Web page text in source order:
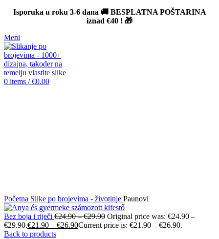
Isporuka u roku 3-6 dana 🚚 BESPLATNA POŠTARINA
iznad €40 ! 🎁
Meni
0 items / €0.00
Početna Slike po brojevima - životinje Paunovi
Bez boja i riječi €24.90–€29.90 Original price was: €24.90 –
€29.90.€21.90 – €26.90Current price is: €21.90 – €26.90.
Back to products